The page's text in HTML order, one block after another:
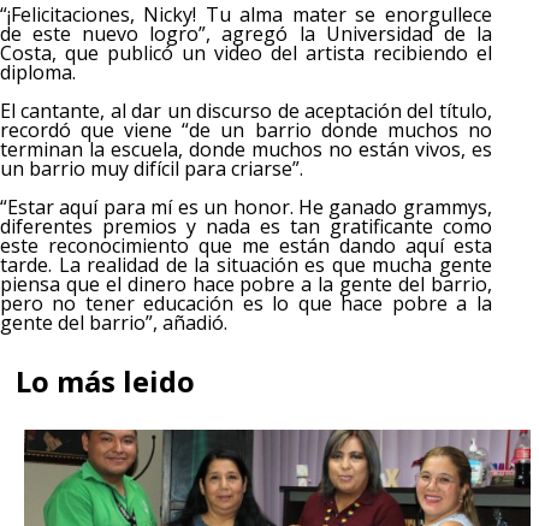
“¡Felicitaciones, Nicky! Tu alma mater se enorgullece
de este nuevo logro”, agregó la Universidad de la
Costa, que publicó un video del artista recibiendo el
diploma.
El cantante, al dar un discurso de aceptación del título,
recordó que viene “de un barrio donde muchos no
terminan la escuela, donde muchos no están vivos, es
un barrio muy difícil para criarse”.
“Estar aquí para mí es un honor. He ganado grammys,
diferentes premios y nada es tan gratificante como
este reconocimiento que me están dando aquí esta
tarde. La realidad de la situación es que mucha gente
piensa que el dinero hace pobre a la gente del barrio,
pero no tener educación es lo que hace pobre a la
gente del barrio”, añadió.
Lo más leido